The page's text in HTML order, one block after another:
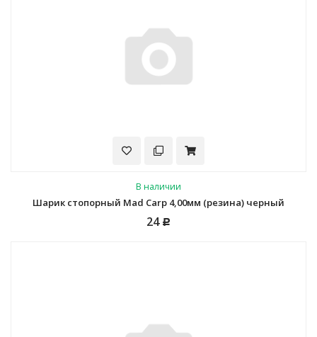
В наличии
Шарик стопорный Mad Carp 4,00мм (резина) черный
24 Р